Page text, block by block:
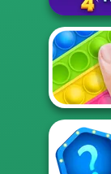
Bubble
Pro 4